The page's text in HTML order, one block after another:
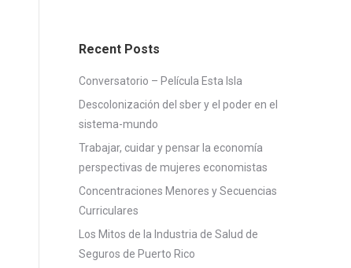
Recent Posts
Conversatorio – Película Esta Isla
Descolonización del sber y el poder en el
sistema-mundo
Trabajar, cuidar y pensar la economía
perspectivas de mujeres economistas
Concentraciones Menores y Secuencias
Curriculares
Los Mitos de la Industria de Salud de
Seguros de Puerto Rico